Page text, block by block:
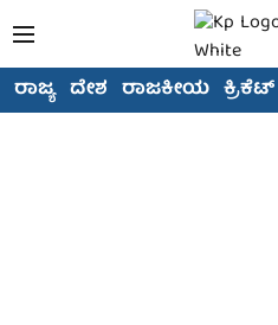
ರಾಜ್ಯ ದೇಶ ರಾಜಕೀಯ ಕ್ರಿಕೆಟ್